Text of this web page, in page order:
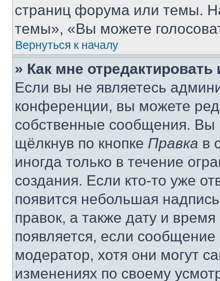
страниц форума или темы.
темы», «Вы можете
Вернуться к началу
» Как мне
Если вы не являетесь
конференции, вы можете
собственные сообщения. Вы
щёлкнув по кнопке Правка в
иногда только в течение
создания. Если кто-то уже
появится небольшая
правок, а также дату и
появляется, если
модератор, хотя они могут
изменениях по своему